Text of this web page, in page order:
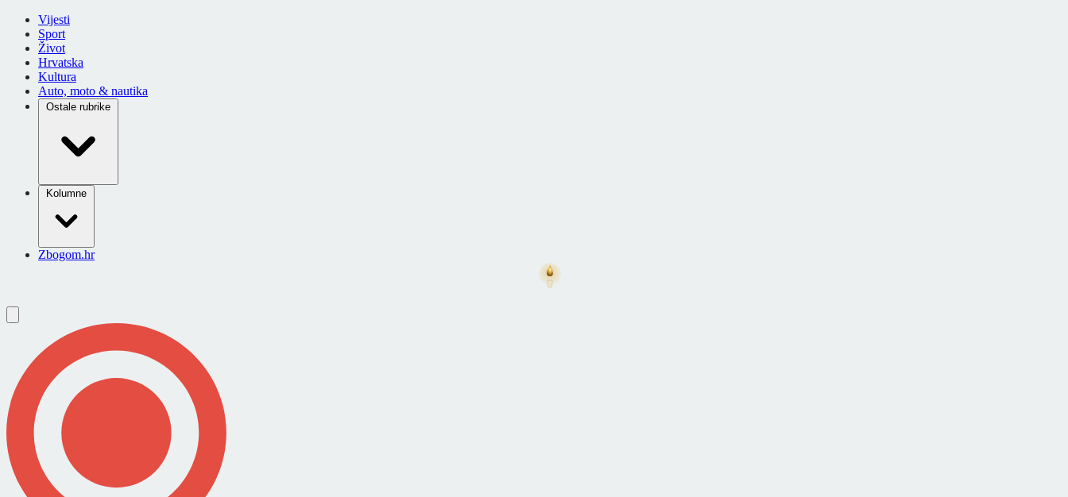
Vijesti
Sport
Život
Hrvatska
Kultura
Auto, moto & nautika
Ostale rubrike
Kolumne
Zbogom.hr